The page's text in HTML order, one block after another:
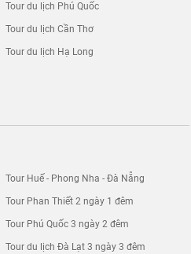
Tour du lịch Phú Quốc
Tour du lịch Cần Thơ
Tour du lịch Hạ Long
Tour Huế - Phong Nha - Đà Nẵng
Tour Phan Thiết 2 ngày 1 đêm
Tour Phú Quốc 3 ngày 2 đêm
Tour du lịch Đà Lạt 3 ngày 3 đêm